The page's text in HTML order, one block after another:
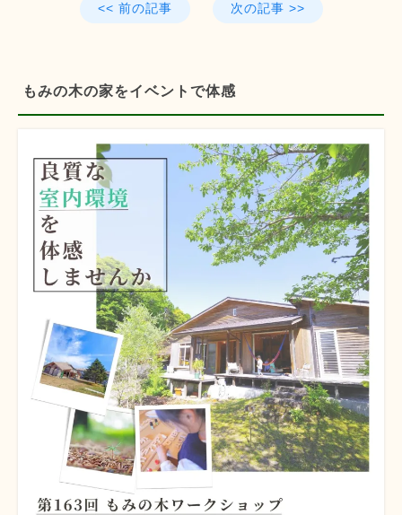
<< 前の記事 次の記事 >>
もみの木の家をイベントで体感